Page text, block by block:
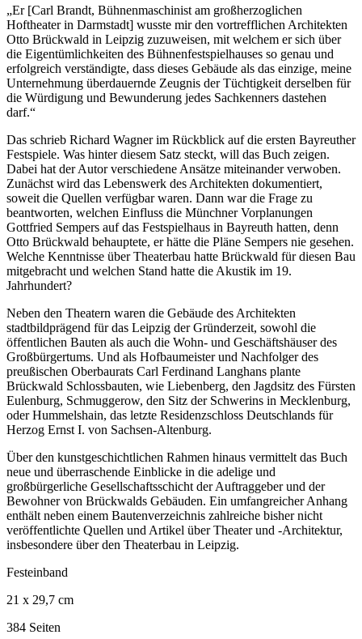
„Er [Carl Brandt, Bühnenmaschinist am großherzoglichen
Hoftheater in Darmstadt] wusste mir den vortrefflichen Architekten
Otto Brückwald in Leipzig zuzuweisen, mit welchem er sich über
die Eigentümlichkeiten des Bühnenfestspielhauses so genau und
erfolgreich verständigte, dass dieses Gebäude als das einzige, meine
Unternehmung überdauernde Zeugnis der Tüchtigkeit derselben für
die Würdigung und Bewunderung jedes Sachkenners dastehen
darf.“
Das schrieb Richard Wagner im Rückblick auf die ersten Bayreuther
Festspiele. Was hinter diesem Satz steckt, will das Buch zeigen.
Dabei hat der Autor verschiedene Ansätze miteinander verwoben.
Zunächst wird das Lebenswerk des Architekten dokumentiert,
soweit die Quellen verfügbar waren. Dann war die Frage zu
beantworten, welchen Einfluss die Münchner Vorplanungen
Gottfried Sempers auf das Festspielhaus in Bayreuth hatten, denn
Otto Brückwald behauptete, er hätte die Pläne Sempers nie gesehen.
Welche Kenntnisse über Theaterbau hatte Brückwald für diesen Bau
mitgebracht und welchen Stand hatte die Akustik im 19.
Jahrhundert?
Neben den Theatern waren die Gebäude des Architekten
stadtbildprägend für das Leipzig der Gründerzeit, sowohl die
öffentlichen Bauten als auch die Wohn- und Geschäftshäuser des
Großbürgertums. Und als Hofbaumeister und Nachfolger des
preußischen Oberbaurats Carl Ferdinand Langhans plante
Brückwald Schlossbauten, wie Liebenberg, den Jagdsitz des Fürsten
Eulenburg, Schmuggerow, den Sitz der Schwerins in Mecklenburg,
oder Hummelshain, das letzte Residenzschloss Deutschlands für
Herzog Ernst I. von Sachsen-Altenburg.
Über den kunstgeschichtlichen Rahmen hinaus vermittelt das Buch
neue und überraschende Einblicke in die adelige und
großbürgerliche Gesellschaftsschicht der Auftraggeber und der
Bewohner von Brückwalds Gebäuden. Ein umfangreicher Anhang
enthält neben einem Bautenverzeichnis zahlreiche bisher nicht
veröffentlichte Quellen und Artikel über Theater und -Architektur,
insbesondere über den Theaterbau in Leipzig.
Festeinband
21 x 29,7 cm
384 Seiten